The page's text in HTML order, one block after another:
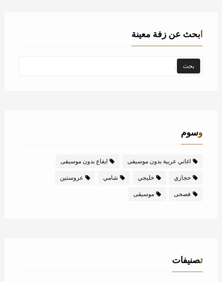
ابحث عن زفة معينة
وسوم
اغاني عربية بدون موسيقى ايقاع بدون موسيقى
حجازي خليجي شامي عروستين
فصحى موسيقى
تصنيفات